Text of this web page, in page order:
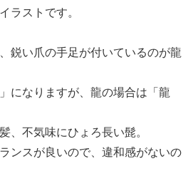
ラストです。
鋭い爪の手足が付いているのが龍
になりますが、龍の場合は「龍
、不気味にひょろ長い髭。
ンスが良いので、違和感がないの